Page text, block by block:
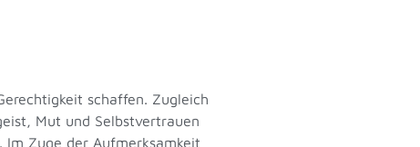
schaffen. Zugleich
Mut und Selbstvertrauen
Zuge der Aufmerksamkeit